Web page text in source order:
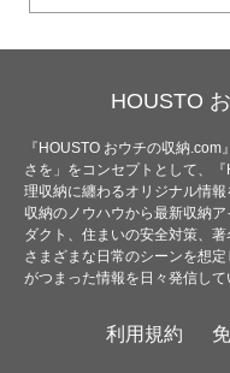
HOUSTO
『HOUSTO おウチの収納
さを」をコンセプトとして、
理収納に纏わるオリジナル情
収納のノウハウから最新収納
ダクト、住まいの安全対策、
さまざまな日常のシーンを想
がつまった情報を日々発信して
利用規約